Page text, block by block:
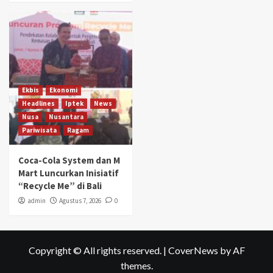
Ekbis
Ekonomi
Headlines
Iptek
News
Nusa
Nusantara
Pariwisata
Ragam
Coca-Cola System dan M
Mart Luncurkan Inisiatif
“Recycle Me” di Bali
admin Agustus 7, 2026 0
Copyright © All rights reserved. | CoverNews by AF
themes.